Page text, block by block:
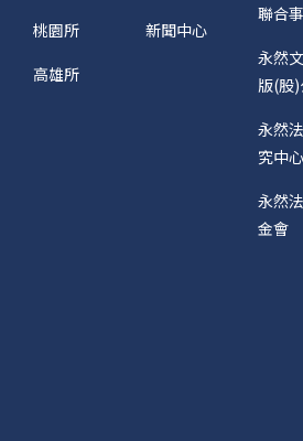
桃園所
高雄所
新聞中心
聯合
永然
版(股
永然
究中心
永然
金會